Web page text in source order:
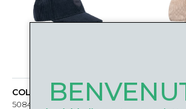
COLMAR
5084N-1YW68 BLU
COLMAR